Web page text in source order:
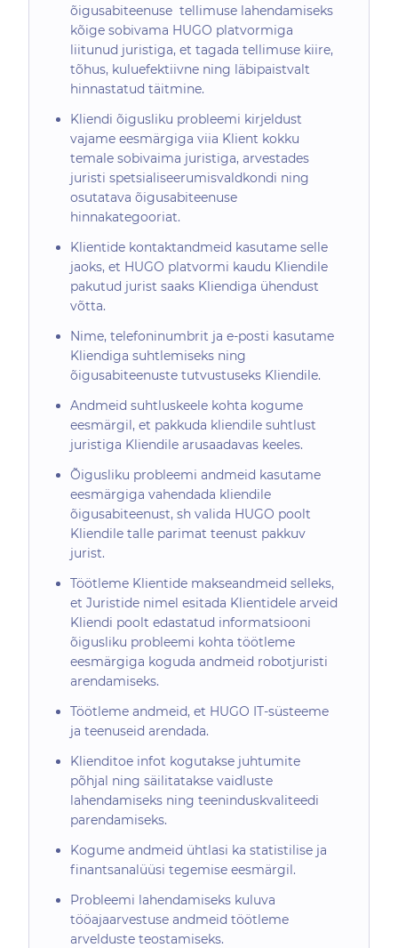
õigusabiteenuse tellimuse lahendamiseks
kõige sobivama HUGO platvormiga
liitunud juristiga, et tagada tellimuse kiire,
tõhus, kuluefektiivne ning läbipaistvalt
hinnastatud täitmine.
Kliendi õigusliku probleemi kirjeldust
vajame eesmärgiga viia Klient kokku
temale sobivaima juristiga, arvestades
juristi spetsialiseerumisvaldkondi ning
osutatava õigusabiteenuse
hinnakategooriat.
Klientide kontaktandmeid kasutame selle
jaoks, et HUGO platvormi kaudu Kliendile
pakutud jurist saaks Kliendiga ühendust
võtta.
Nime, telefoninumbrit ja e-posti kasutame
Kliendiga suhtlemiseks ning
õigusabiteenuste tutvustuseks Kliendile.
Andmeid suhtluskeele kohta kogume
eesmärgil, et pakkuda kliendile suhtlust
juristiga Kliendile arusaadavas keeles.
Õigusliku probleemi andmeid kasutame
eesmärgiga vahendada kliendile
õigusabiteenust, sh valida HUGO poolt
Kliendile talle parimat teenust pakkuv
jurist.
Töötleme Klientide makseandmeid selleks,
et Juristide nimel esitada Klientidele arveid
Kliendi poolt edastatud informatsiooni
õigusliku probleemi kohta töötleme
eesmärgiga koguda andmeid robotjuristi
arendamiseks.
Töötleme andmeid, et HUGO IT-süsteeme
ja teenuseid arendada.
Klienditoe infot kogutakse juhtumite
põhjal ning säilitatakse vaidluste
lahendamiseks ning teeninduskvaliteedi
parendamiseks.
Kogume andmeid ühtlasi ka statistilise ja
finantsanalüüsi tegemise eesmärgil.
Probleemi lahendamiseks kuluva
tööajaarvestuse andmeid töötleme
arvelduste teostamiseks.